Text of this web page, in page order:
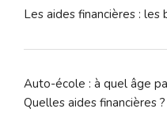
Les aides financières :
Auto-école : à quel âge
Quelles aides financières ?